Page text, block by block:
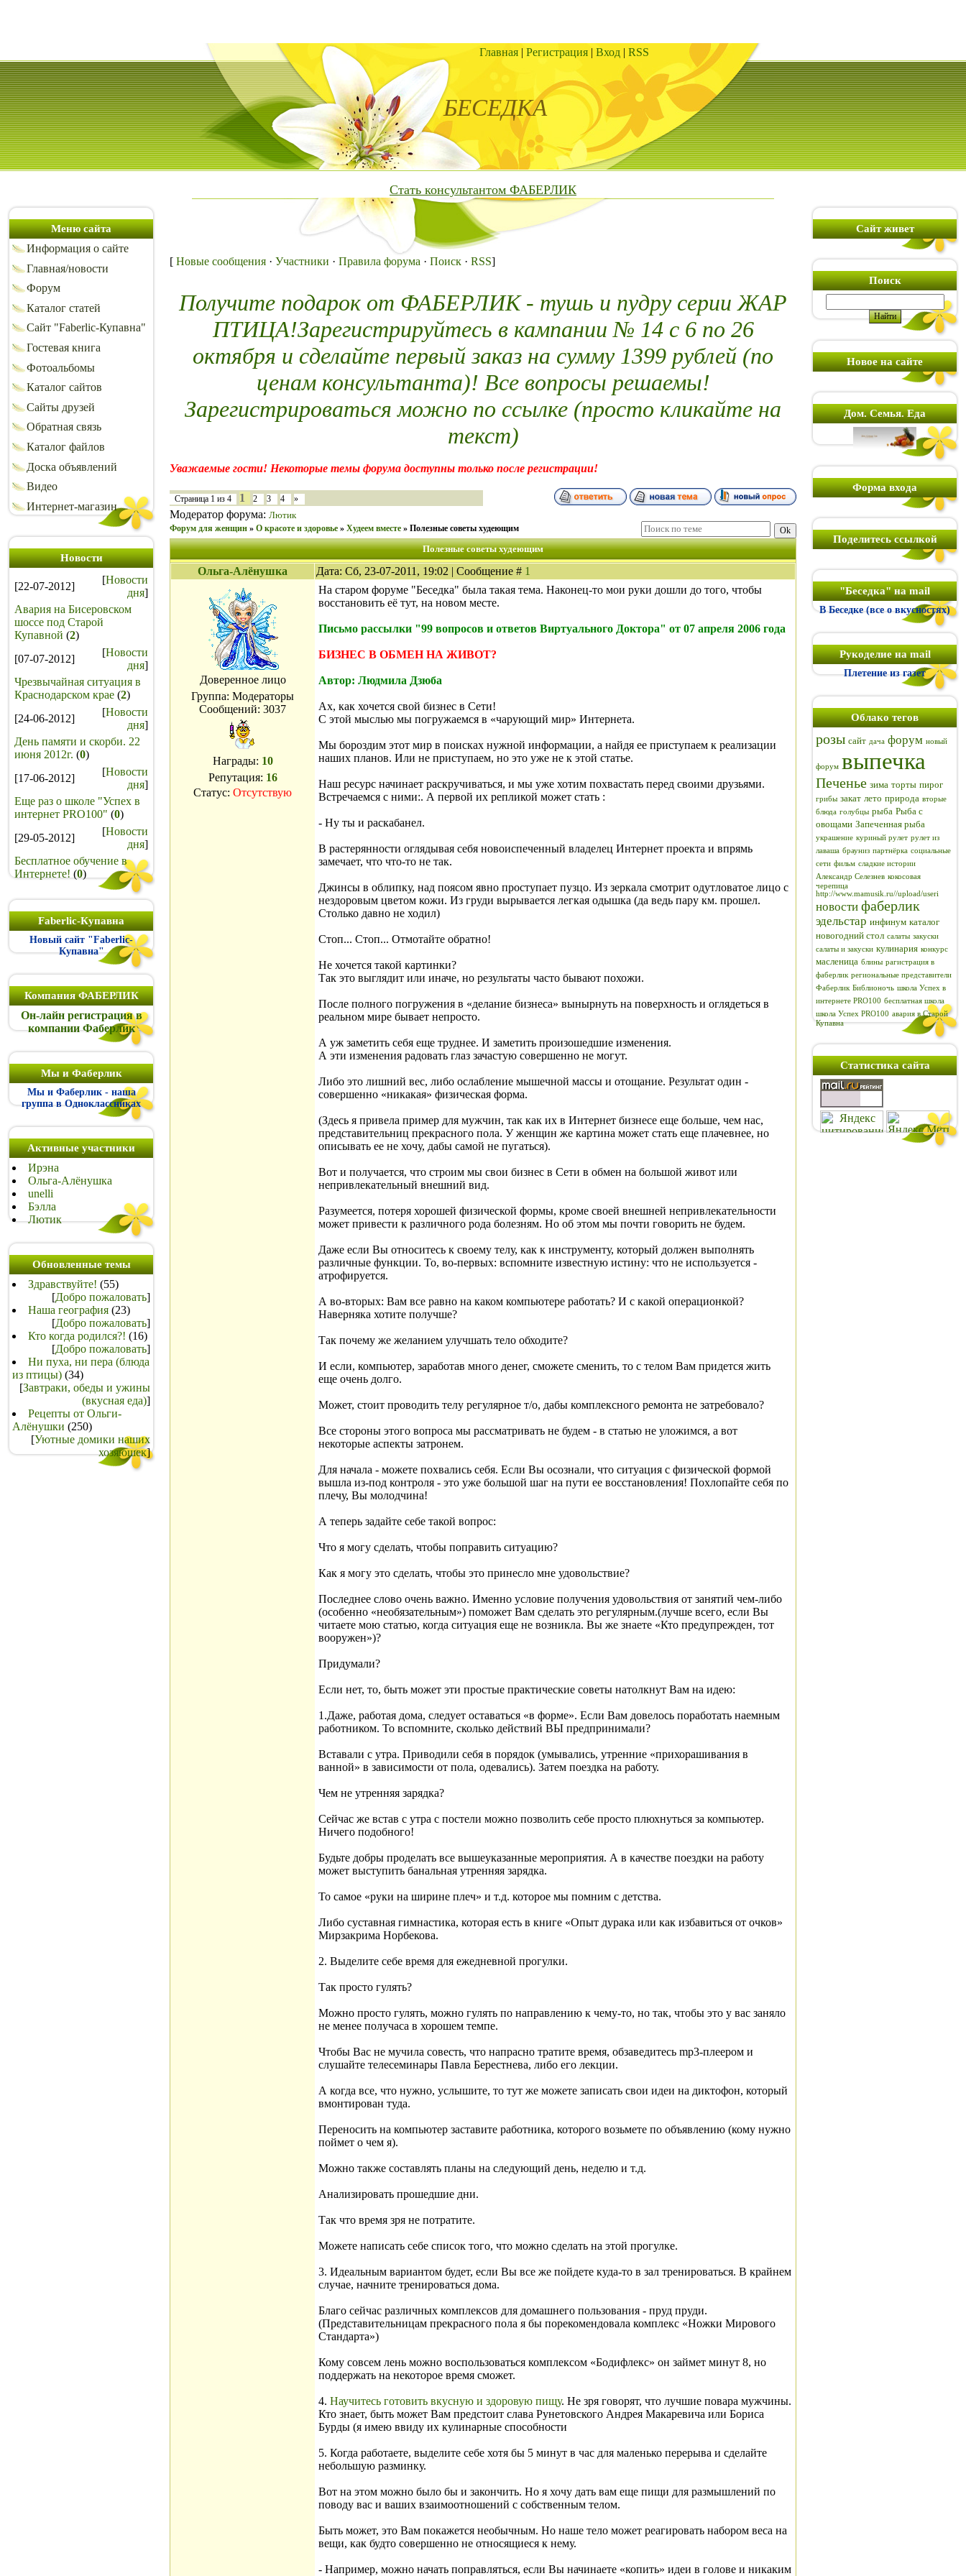
Главная | Регистрация | Вход | RSS
БЕСЕДКА
Стать консультантом ФАБЕРЛИК
Меню сайта
Информация о сайте
Главная/новости
Форум
Каталог статей
Сайт "Faberlic-Купавна"
Гостевая книга
Фотоальбомы
Каталог сайтов
Сайты друзей
Обратная связь
Каталог файлов
Доска объявлений
Видео
Интернет-магазин
Новости
[22-07-2012]
[Новости
дня]
Авария на Бисеровском
шоссе под Старой
Купавной (2)
[07-07-2012]
[Новости
дня]
Чрезвычайная ситуация в
Краснодарском крае (2)
[24-06-2012]
[Новости
дня]
День памяти и скорби. 22
июня 2012г. (0)
[17-06-2012]
[Новости
дня]
Еще раз о школе "Успех в
интернет PRO100" (0)
[29-05-2012]
[Новости
дня]
Бесплатное обучение в
Интернете! (0)
Faberlic-Купавна
Новый сайт "Faberlic-
Купавна"
Компания ФАБЕРЛИК
Он-лайн регистрация в
компании Фаберлик
Мы и Фаберлик
Мы и Фаберлик - наша
группа в Одноклассниках
Активные участники
Ирэна
Ольга-Алёнушка
unelli
Бэлла
Лютик
Обновленные темы
Здравствуйте! (55)
[Добро пожаловать]
Наша география (23)
[Добро пожаловать]
Кто когда родился?! (16)
[Добро пожаловать]
Ни пуха, ни пера (блюда
из птицы) (34)
[Завтраки, обеды и ужины
(вкусная еда)]
Рецепты от Ольги-
Алёнушки (250)
[Уютные домики наших
хозяюшек]
[ Новые сообщения · Участники · Правила форума · Поиск · RSS]
Получите подарок от ФАБЕРЛИК - тушь и пудру серии ЖАР
ПТИЦА!Зарегистрируйтесь в кампании № 14 с 6 по 26
октября и сделайте первый заказ на сумму 1399 рублей (по
ценам консультанта)! Все вопросы решаемы!
Зарегистрироваться можно по ссылке (просто кликайте на
текст)
Уважаемые гости! Некоторые темы форума доступны только после регистрации!
Страница 1 из 4 1 2 3 4 »
Модератор форума: Лютик
Форум для женщин » О красоте и здоровье » Худеем вместе » Полезные советы худеющим
Полезные советы худеющим
Ольга-Алёнушка Дата: Сб, 23-07-2011, 19:02 | Сообщение # 1
Доверенное лицо
Группа: Модераторы
Сообщений: 3037
Награды: 10
Репутация: 16
Статус: Отсутствую
На старом форуме "Беседка" была такая тема. Наконец-то мои руки дошли до того, чтобы
восстановить её тут, на новом месте.
Письмо рассылки "99 вопросов и ответов Виртуального Доктора" от 07 апреля 2006 года
БИЗНЕС В ОБМЕН НА ЖИВОТ?
Автор: Людмила Дзюба
Ах, как хочется свой бизнес в Сети!
С этой мыслью мы погружаемся в «чарующий мир» Интернета.
Мы бороздим этот мир в поисках нужной информации, а найдя ее приступаем к реализации
наших планов. Или не приступаем, но это уже не к этой статье.
Наш ресурс начинает раскручиваться, и мы уже хотим похвастать перед своими друзьями.
Встречаемся с ними:. А первой их репликой может стать :
- Ну ты и раскабанел.
В растерянности оглядывая себя новоиспеченный владелец Интернет проекта и впрямь
замечает, что что-то не так.
Джинсы в облипку, над поясом явно проступает пузцо. Из зеркала смотрит одутловатое лицо с
нездоровым цветом кожи. Из груди вырывается легкая одышка (да ведь пару км. прошел.
Столько давно не ходил)
Стоп... Стоп... Отмотайте обратно!
Не хочется такой картинки?
Так это выглядит или иначе, но результаты часто бывают похожи.
После полного погружения в «делание бизнеса» вынырнуть на поверхность и оглядеться в
реальном мире бывает непросто.
А уж заметить себя еще труднее. И заметить произошедшие изменения.
А эти изменения радовать глаз зачастую совершенно не могут.
Либо это лишний вес, либо ослабление мышечной массы и отощание. Результат один -
совершенно «никакая» физическая форма.
(Здесь я привела пример для мужчин, так как их в Интернет бизнесе еще больше, чем нас,
представительниц прекрасного пола. У женщин же картина может стать еще плачевнее, но
описывать ее не хочу, дабы самой не пугаться).
Вот и получается, что строим мы свои бизнес в Сети в обмен на большой живот или
непривлекательный внешний вид.
Разумеется, потеря хорошей физической формы, кроме своей внешней непривлекательности
может привести к различного рода болезням. Но об этом мы почти говорить не будем.
Даже если Вы относитесь к своему телу, как к инструменту, который должен выполнять
различные функции. То, во-первых: вспомните известную истину: что не используется -
атрофируется.
А во-вторых: Вам все равно на каком компьютере работать? И с какой операционкой?
Наверняка хотите получше?
Так почему же желанием улучшать тело обходите?
И если, компьютер, заработав много денег, сможете сменить, то с телом Вам придется жить
еще очень долго.
Может, стоит проводить телу регулярное т/о, дабы комплексного ремонта не затребовало?
Все стороны этого вопроса мы рассматривать не будем - в статью не уложимся, а вот
некоторые аспекты затронем.
Для начала - можете похвались себя. Если Вы осознали, что ситуация с физической формой
вышла из-под контроля - это уже большой шаг на пути ее восстановления! Похлопайте себя по
плечу, Вы молодчина!
А теперь задайте себе такой вопрос:
Что я могу сделать, чтобы поправить ситуацию?
Как я могу это сделать, чтобы это принесло мне удовольствие?
Последнее слово очень важно. Именно условие получения удовольствия от занятий чем-либо
(особенно «необязательным») поможет Вам сделать это регулярным.(лучше всего, если Вы
читаете мою статью, когда ситуация еще не возникла. Вы же знаете «Кто предупрежден, тот
вооружен»)?
Придумали?
Если нет, то, быть может эти простые практические советы натолкнут Вам на идею:
1.Даже, работая дома, следует оставаться «в форме». Если Вам довелось поработать наемным
работником. То вспомните, сколько действий ВЫ предпринимали?
Вставали с утра. Приводили себя в порядок (умывались, утренние «прихорашивания в
ванной» в зависимости от пола, одевались). Затем поездка на работу.
Чем не утренняя зарядка?
Сейчас же встав с утра с постели можно позволить себе просто плюхнуться за компьютер.
Ничего подобного!
Будьте добры проделать все вышеуказанные мероприятия. А в качестве поездки на работу
может выступить банальная утренняя зарядка.
То самое «руки на ширине плеч» и т.д. которое мы помним с детства.
Либо суставная гимнастика, которая есть в книге «Опыт дурака или как избавиться от очков»
Мирзакрима Норбекова.
2. Выделите себе время для ежедневной прогулки.
Так просто гулять?
Можно просто гулять, можно гулять по направлению к чему-то, но так, чтобы это у вас заняло
не менее получаса в хорошем темпе.
Чтобы Вас не мучила совесть, что напрасно тратите время, обзаведитесь mp3-плеером и
слушайте телесеминары Павла Берестнева, либо его лекции.
А когда все, что нужно, услышите, то тут же можете записать свои идеи на диктофон, который
вмонтирован туда.
Переносить на компьютер заставите работника, которого возьмете по объявлению (кому нужно
поймет о чем я).
Можно также составлять планы на следующий день, неделю и т.д.
Анализировать прошедшие дни.
Так что время зря не потратите.
Можете написать себе список того, что можно сделать на этой прогулке.
3. Идеальным вариантом будет, если Вы все же пойдете куда-то в зал тренироваться. В крайнем
случае, начните тренироваться дома.
Благо сейчас различных комплексов для домашнего пользования - пруд пруди.
(Представительницам прекрасного пола я бы порекомендовала комплекс «Ножки Мирового
Стандарта»)
Кому совсем лень можно воспользоваться комплексом «Бодифлекс» он займет минут 8, но
поддержать на некоторое время сможет.
4. Научитесь готовить вкусную и здоровую пищу. Не зря говорят, что лучшие повара мужчины.
Кто знает, быть может Вам предстоит слава Рунетовского Андрея Макаревича или Бориса
Бурды (я имею ввиду их кулинарные способности
5. Когда работаете, выделите себе хотя бы 5 минут в час для маленько перерыва и сделайте
небольшую разминку.
Вот на этом можно было бы и закончить. Но я хочу дать вам еще пищи для размышлений по
поводу вас и ваших взаимоотношений с собственным телом.
Быть может, это Вам покажется необычным. Но наше тело может реагировать набором веса на
вещи, как будто совершенно не относящиеся к нему.
- Например, можно начать поправляться, если Вы начинаете «копить» идеи в голове и никаким
Сайт живет
Поиск
Новое на сайте
Дом. Семья. Еда
Форма входа
Поделитесь ссылкой
"Беседка" на mail
В Беседке (все о вкусностях)
Рукоделие на mail
Плетение из газет
Облако тегов
розы сайт дача форум новый
форум выпечка
Печенье зима торты пирог
грибы закат лето природа вторые
блюда голубцы рыба Рыба с
овощами Запеченная рыба
украшение куриный рулет рулет из
лаваша брауниз партнёрка социальные
сети фильм сладкие истории
Александр Селезнев кокосовая
черепица
http://www.mamusik.ru//upload/useri
новости фаберлик
эдельстар инфинум каталог
новогодний стол салаты закуски
салаты и закуски кулинария конкурс
масленица блины рагистрация в
фаберлик региональные представители
Фаберлик Библионочь школа Успех в
интернете PRO100 бесплатная школа
школа Успех PRO100 авария в Старой
Купавна
Статистика сайта